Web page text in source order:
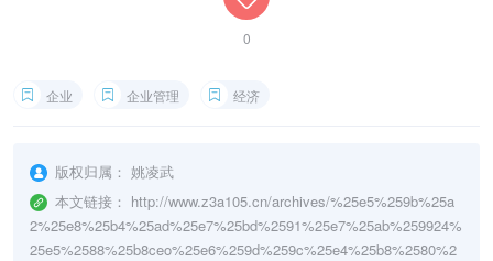
0
企业 企业管理 经济
版权归属： 姚凌武
本文链接： http://www.z3a105.cn/archives/%25e5%259b%25a
2%25e8%25b4%25ad%25e7%25bd%2591%25e7%25ab%259924%
25e5%2588%25b8ceo%25e6%259d%259c%25e4%25b8%2580%2